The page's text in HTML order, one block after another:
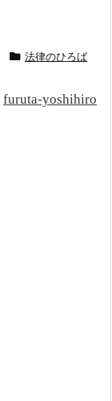
法律のひろば
furuta-yoshihiro